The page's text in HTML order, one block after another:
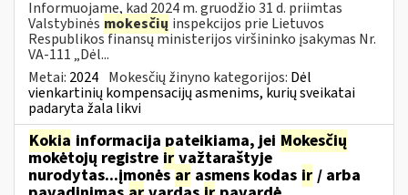
Informuojame, kad 2024 m. gruodžio 31 d. priimtas
Valstybinės mokesčių inspekcijos prie Lietuvos
Respublikos finansų ministerijos viršininko įsakymas Nr.
VA-111 „Dėl...
Metai: 2024 Mokesčių žinyno kategorijos: Dėl
vienkartinių kompensacijų asmenims, kurių sveikatai
padaryta žala likvi
Kokia informacija pateikiama, jei Mokesčių
mokėtojų registre ir važtaraštyje
nurodytas...įmonėsar asmens kodas ir / arba